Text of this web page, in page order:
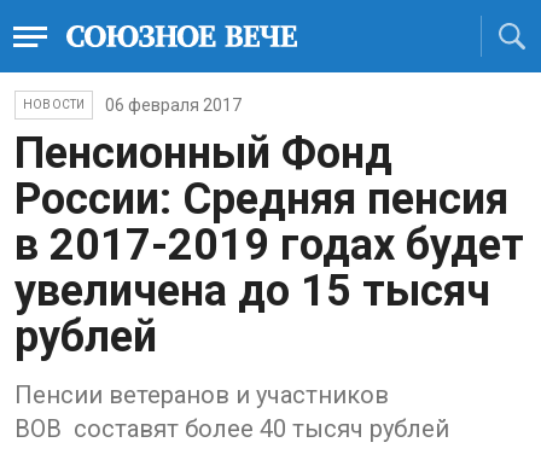
НОВОСТИ 06 февраля 2017
Пенсионный Фонд
России: Средняя пенсия
в 2017-2019 годах будет
увеличена до 15 тысяч
рублей
Пенсии ветеранов и участников
ВОВ составят более 40 тысяч рублей